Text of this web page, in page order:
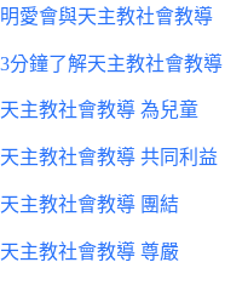
明愛會與天主教社會教導
3分鐘了解天主教社會教導
天主教社會教導 為兒童
天主教社會教導 共同利益
天主教社會教導 團結
天主教社會教導 尊嚴